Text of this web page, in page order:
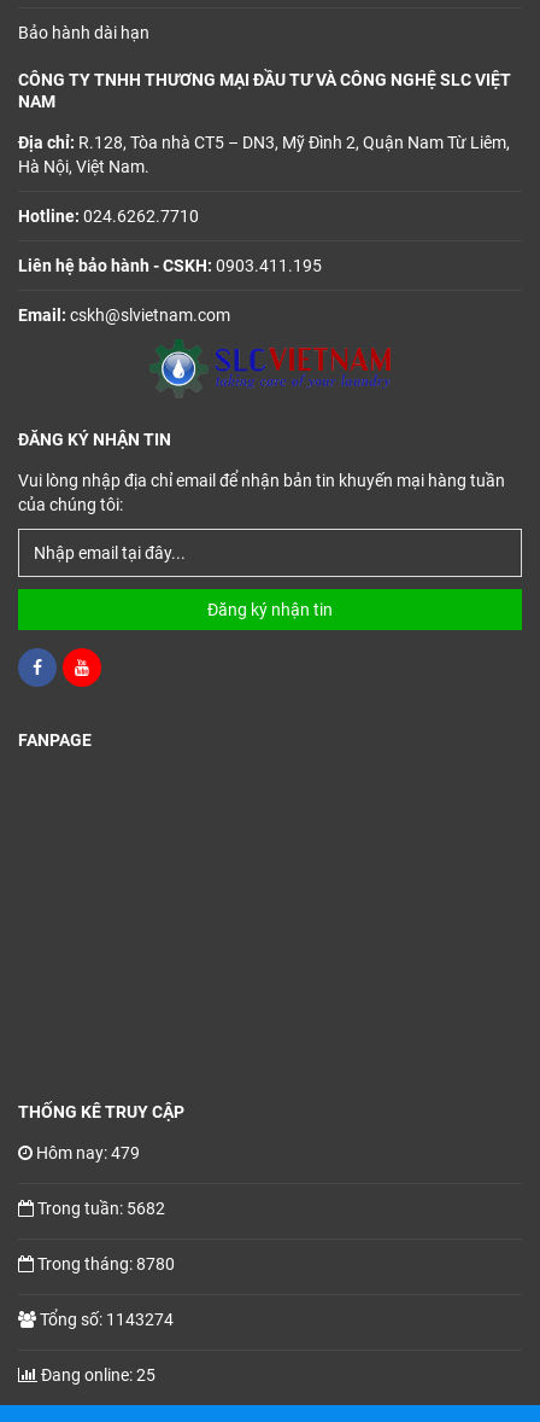
Bảo hành dài hạn
CÔNG TY TNHH THƯƠNG MẠI ĐẦU TƯ VÀ CÔNG NGHỆ SLC VIỆT
NAM
Địa chỉ: R.128, Tòa nhà CT5 – DN3, Mỹ Đình 2, Quận Nam Từ Liêm,
Hà Nội, Việt Nam.
Hotline: 024.6262.7710
Liên hệ bảo hành - CSKH: 0903.411.195
Email: cskh@slvietnam.com
ĐĂNG KÝ NHẬN TIN
Vui lòng nhập địa chỉ email để nhận bản tin khuyến mại hàng tuần
của chúng tôi:
Đăng ký nhận tin
FANPAGE
THỐNG KÊ TRUY CẬP
Hôm nay: 479
Trong tuần: 5682
Trong tháng: 8780
Tổng số: 1143274
Đang online: 25